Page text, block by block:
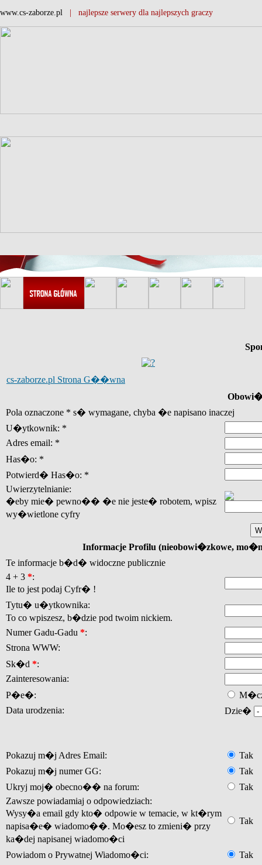
www.cs-zaborze.pl | najlepsze serwery dla najlepszych graczy
cs-zaborze.pl Strona G��wna
Pola oznaczone * s� wymagane, chyba �e napisano inaczej
U�ytkownik: *
Adres email: *
Has�o: *
Potwierd� Has�o: *
Uwierzytelnianie:
�eby mie� pewno�� �e nie jeste� robotem, wpisz
wy�wietlone cyfry
Informacje Profilu (nieobowi�zkowe,
Te informacje b�d� widoczne publicznie
4 + 3 *:
Ile to jest podaj Cyfr� !
Tytu� u�ytkownika:
To co wpiszesz, b�dzie pod twoim nickiem.
Numer Gadu-Gadu *:
Strona WWW:
Sk�d *:
Zainteresowania:
P�e�:
Data urodzenia:
Dzie�
Pokazuj m�j Adres Email:
Tak
Pokazuj m�j numer GG:
Tak
Ukryj moj� obecno�� na forum:
Tak
Zawsze powiadamiaj o odpowiedziach:
Wysy�a email gdy kto� odpowie w temacie, w kt�rym
napisa�e� wiadomo��. Mo�esz to zmieni� przy
ka�dej napisanej wiadomo�ci
Tak
Powiadom o Prywatnej Wiadomo�ci:
Tak